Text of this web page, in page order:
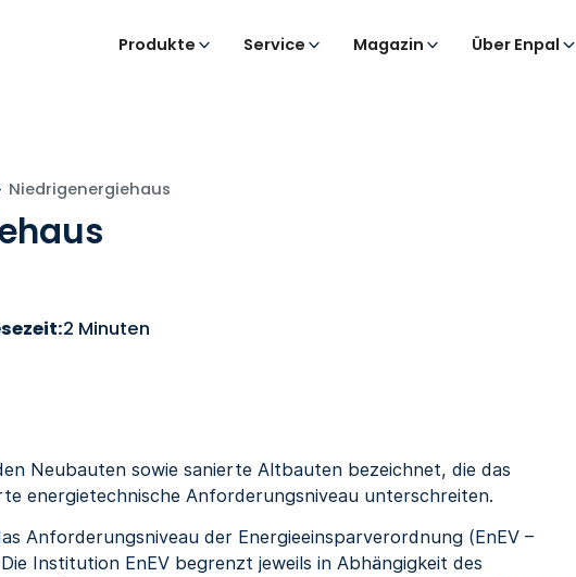
Produkte Service Magazin Über Enpal
Niedrigenergiehaus
2 Minuten
Neubauten sowie sanierte Altbauten bezeichnet, die das
energietechnische Anforderungsniveau unterschreiten.
Anforderungsniveau der Energieeinsparverordnung (EnEV –
Institution EnEV begrenzt jeweils in Abhängigkeit des